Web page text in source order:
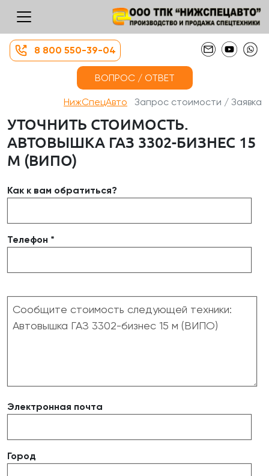
8 800 550-39-04
ВОПРОС / ОТВЕТ
НижСпецАвто Запрос стоимости / Заявка
УТОЧНИТЬ СТОИМОСТЬ.
АВТОВЫШКА ГАЗ 3302-БИЗНЕС 15
М (ВИПО)
Как к вам обратиться?
Телефон *
Электронная почта
Город